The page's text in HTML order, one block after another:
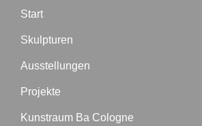
Start
Skulpturen
Ausstellungen
Projekte
Kunstraum Ba Cologne